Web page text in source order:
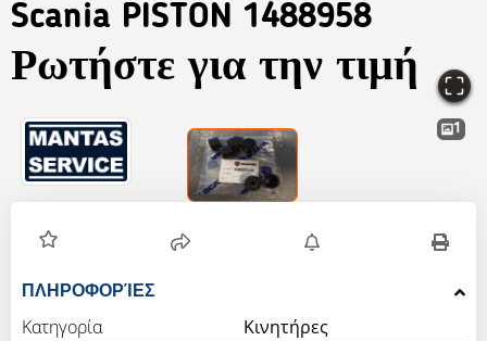
Scania PISTON 1488958
Ρωτήστε για την τιμή
1
ΠΛΗΡΟΦΟΡΊΕΣ
Κατηγορία
Κινητήρες